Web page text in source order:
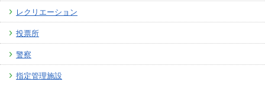
レクリエーション
投票所
警察
指定管理施設